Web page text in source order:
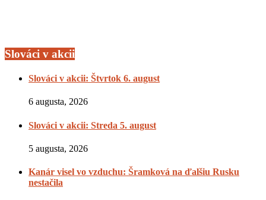
Slováci v akcii
Slováci v akcii: Štvrtok 6. august
6 augusta, 2026
Slováci v akcii: Streda 5. august
5 augusta, 2026
Kanár visel vo vzduchu: Šramková na ďalšiu Rusku
nestačila